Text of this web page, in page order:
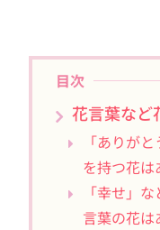
目次
花言葉など
「ありが
を持つ花
「幸せ」
言葉の花